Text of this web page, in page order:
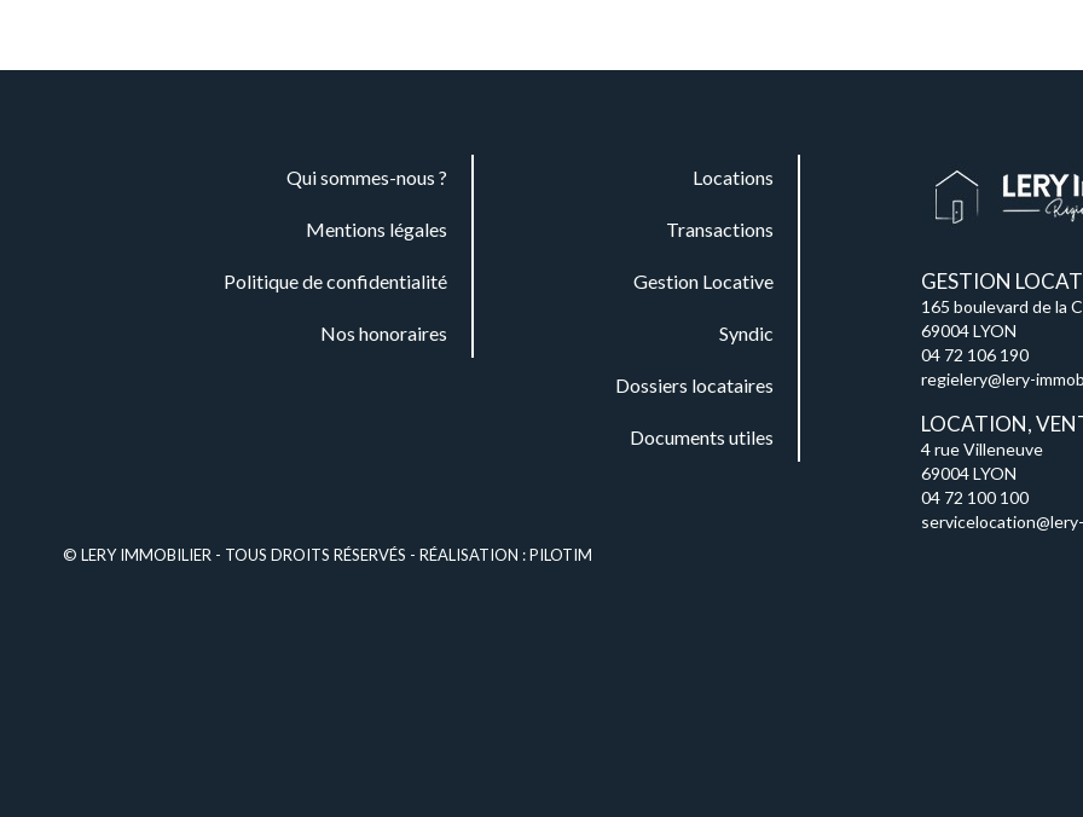
Qui sommes-nous ?
Mentions légales
Politique de confidentialité
Nos honoraires
Locations
Transactions
Gestion Locative
Syndic
Dossiers locataires
Documents utiles
GESTION
165 boulevard de la
69004 LYON
04 72 106 190
regielery@lery-
LOCATION,
4 rue Villeneuve
69004 LYON
04 72 100 100
© LERY IMMOBILIER - TOUS DROITS RÉSERVÉS - RÉALISATION :PILOTIM